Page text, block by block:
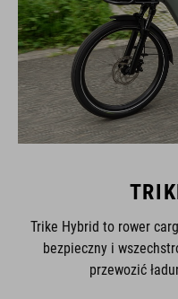
Trike Hybrid to rower
bezpieczny i
przewozić